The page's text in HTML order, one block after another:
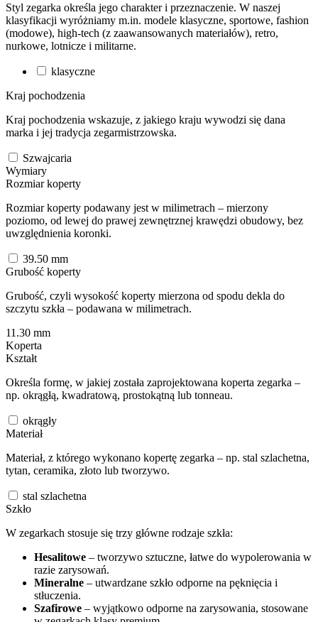
Styl zegarka określa jego charakter i przeznaczenie. W naszej
klasyfikacji wyróżniamy m.in. modele klasyczne, sportowe, fashion
(modowe), high-tech (z zaawansowanych materiałów), retro,
nurkowe, lotnicze i militarne.
klasyczne
Kraj pochodzenia
Kraj pochodzenia wskazuje, z jakiego kraju wywodzi się dana
marka i jej tradycja zegarmistrzowska.
Szwajcaria
Wymiary
Rozmiar koperty
Rozmiar koperty podawany jest w milimetrach – mierzony
poziomo, od lewej do prawej zewnętrznej krawędzi obudowy, bez
uwzględnienia koronki.
39.50 mm
Grubość koperty
Grubość, czyli wysokość koperty mierzona od spodu dekla do
szczytu szkła – podawana w milimetrach.
11.30 mm
Koperta
Kształt
Określa formę, w jakiej została zaprojektowana koperta zegarka –
np. okrągłą, kwadratową, prostokątną lub tonneau.
okrągły
Materiał
Materiał, z którego wykonano kopertę zegarka – np. stal szlachetna,
tytan, ceramika, złoto lub tworzywo.
stal szlachetna
Szkło
W zegarkach stosuje się trzy główne rodzaje szkła:
Hesalitowe – tworzywo sztuczne, łatwe do wypolerowania w
razie zarysowań.
Mineralne – utwardzane szkło odporne na pęknięcia i
stłuczenia.
Szafirowe – wyjątkowo odporne na zarysowania, stosowane